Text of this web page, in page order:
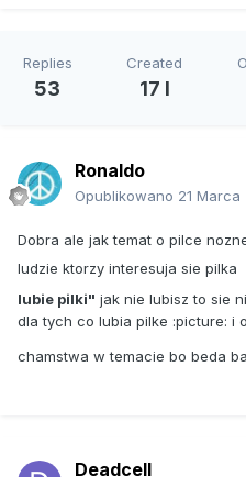
Replies
53
Created
17 l
Ronaldo
Opublikowano 21 Marca
Dobra ale jak temat o pilce
ludzie ktorzy interesuja sie pilka
lubie pilki" jak nie lubisz to sie
dla tych co lubia pilke :picture: i
chamstwa w temacie bo beda
Deadcell